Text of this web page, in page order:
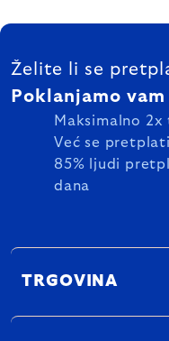
FOOTER
Želite li se
Poklanjamo
Maksimalno 2x
Već se
85% ljudi
dana
TRGOVINA